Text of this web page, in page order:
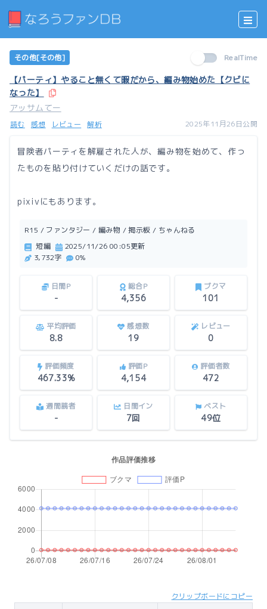
その他[その他] RealTime
【パーティ】やること無くて暇だから、編み物始めた【クビに
なった】
アッサムてー
読む 感想 レビュー 解析 2025年11月26日公開
冒険者パーティを解雇された人が、編み物を始めて、作っ
たものを貼り付けていくだけの話です。
pixivにもあります。
R15 / ファンタジー / 編み物 / 掲示板 / ちゃんねる
短編
2025/11/26 00:05更新
3,732字
0%
日間P
-
総合P
4,356
ブクマ
101
平均評価
8.8
感想数
19
レビュー
0
評価頻度
467.33%
評価P
4,154
評価者数
472
週間読者
-
日間イン
7回
ベスト
49位
クリップボードにコピー